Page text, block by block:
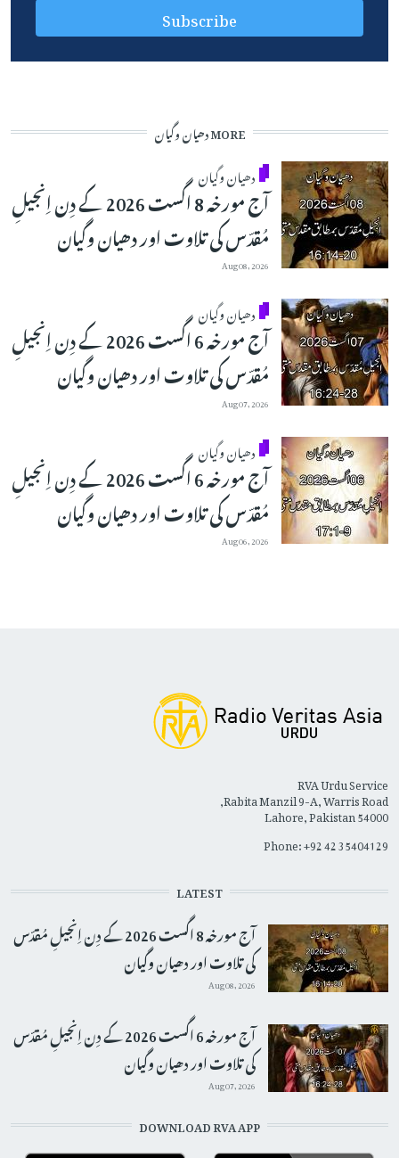
MORE دھیان وگیان
دھیان وگیان
آج مورخہ 8 اگست 2026 کے دِن اِنجیلِ
مُقدّس کی تلاوت اور دھیان وگیان
Aug 08, 2026
دھیان وگیان
آج مورخہ 6 اگست 2026 کے دِن اِنجیلِ
مُقدّس کی تلاوت اور دھیان وگیان
Aug 07, 2026
دھیان وگیان
آج مورخہ 6 اگست 2026 کے دِن اِنجیلِ
مُقدّس کی تلاوت اور دھیان وگیان
Aug 06, 2026
RVA Urdu Service
Rabita Manzil 9-A, Warris Road,
Lahore, Pakistan 54000
Phone: +92 42 35404129
LATEST
آج مورخہ 8 اگست 2026 کے دِن اِنجیلِ مُقدّس
کی تلاوت اور دھیان وگیان
Aug 08, 2026
آج مورخہ 6 اگست 2026 کے دِن اِنجیلِ مُقدّس
کی تلاوت اور دھیان وگیان
Aug 07, 2026
DOWNLOAD RVA APP